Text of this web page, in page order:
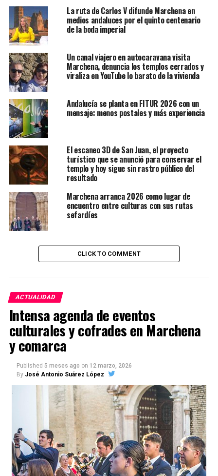
La ruta de Carlos V difunde Marchena en
medios andaluces por el quinto centenario
de la boda imperial
Un canal viajero en autocaravana visita
Marchena, denuncia los templos cerrados y
viraliza en YouTube lo barato de la vivienda
Andalucía se planta en FITUR 2026 con un
mensaje: menos postales y más experiencia
El escaneo 3D de San Juan, el proyecto
turístico que se anunció para conservar el
templo y hoy sigue sin rastro público del
resultado
Marchena arranca 2026 como lugar de
encuentro entre culturas con sus rutas
sefardíes
CLICK TO COMMENT
ACTUALIDAD
Intensa agenda de eventos
culturales y cofrades en Marchena
y comarca
Published 5 meses ago on 12 marzo, 2026
By José Antonio Suárez López